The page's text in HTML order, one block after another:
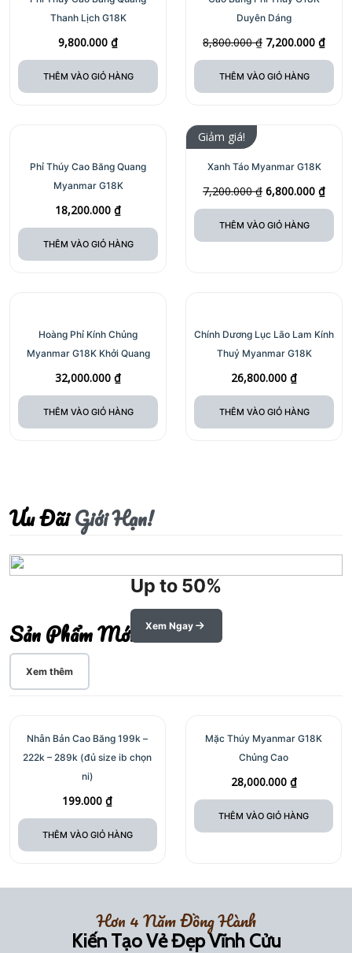
Thanh Lịch G18K
9,800.000 ₫
THÊM VÀO GIỎ HÀNG
Duyên Dáng
8,800.000₫ 7,200.000 ₫
THÊM VÀO GIỎ HÀNG
Phỉ Thúy Cao Băng Quang
Myanmar G18K
18,200.000 ₫
THÊM VÀO GIỎ HÀNG
Giảm giá!
Xanh Táo Myanmar G18K
7,200.000₫ 6,800.000 ₫
THÊM VÀO GIỎ HÀNG
Hoàng Phỉ Kính Chủng
Myanmar G18K Khởi Quang
32,000.000 ₫
THÊM VÀO GIỎ HÀNG
Chính Dương Lục Lão Lam Kính
Thuỷ Myanmar G18K
26,800.000 ₫
THÊM VÀO GIỎ HÀNG
Ưu ĐãiGiới Hạn!
Up to 50%
Xem Ngay
Sản Phẩm Mới
Xem thêm
Nhẫn Bản Cao Băng 199k –
222k – 289k (đủ size ib chọn
ni)
199.000₫
THÊM VÀO GIỎ HÀNG
Mặc Thúy Myanmar G18K
Chủng Cao
28,000.000 ₫
THÊM VÀO GIỎ HÀNG
Hơn 4 Năm Đồng Hành
Kiến Tạo Vẻ Đẹp Vĩnh Cửu